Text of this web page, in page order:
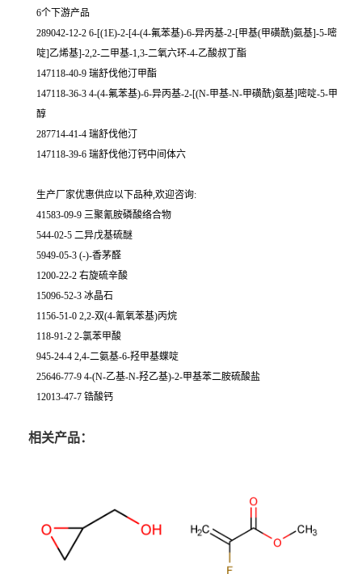
6个下游产品
289042-12-2 6-[(1E)-2-[4-(4-氟苯基)-6-异丙基-2-[甲基(甲磺酰)氨基]-5-嘧
啶]乙烯基]-2,2-二甲基-1,3-二氧六环-4-乙酸叔丁酯
147118-40-9 瑞舒伐他汀甲酯
147118-36-3 4-(4-氟苯基)-6-异丙基-2-[(N-甲基-N-甲磺酰)氨基]嘧啶-5-甲
醇
287714-41-4 瑞舒伐他汀
147118-39-6 瑞舒伐他汀钙中间体六
生产厂家优惠供应以下品种,欢迎咨询:
41583-09-9 三聚氰胺磷酸络合物
544-02-5 二异戊基硫醚
5949-05-3 (-)-香茅醛
1200-22-2 右旋硫辛酸
15096-52-3 冰晶石
1156-51-0 2,2-双(4-氰氧苯基)丙烷
118-91-2 2-氯苯甲酸
945-24-4 2,4-二氨基-6-羟甲基蝶啶
25646-77-9 4-(N-乙基-N-羟乙基)-2-甲基苯二胺硫酸盐
12013-47-7 锆酸钙
相关产品：